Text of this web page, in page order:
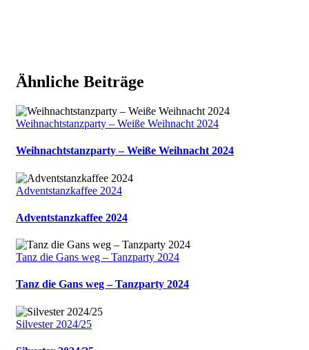
Ähnliche Beiträge
Weihnachtstanzparty – Weiße Weihnacht 2024
Weihnachtstanzparty – Weiße Weihnacht 2024
Adventstanzkaffee 2024
Adventstanzkaffee 2024
Tanz die Gans weg – Tanzparty 2024
Tanz die Gans weg – Tanzparty 2024
Silvester 2024/25